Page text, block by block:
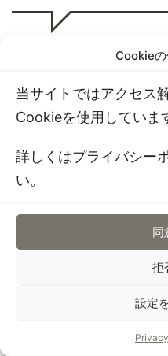
Cookieの
当サイトではアクセス
Cookieを使用していま
詳しくはプライバシー
い。
同
拒
設定
イムからご紹介していき
悟を 笑
グラン
色々食べてみてるので、